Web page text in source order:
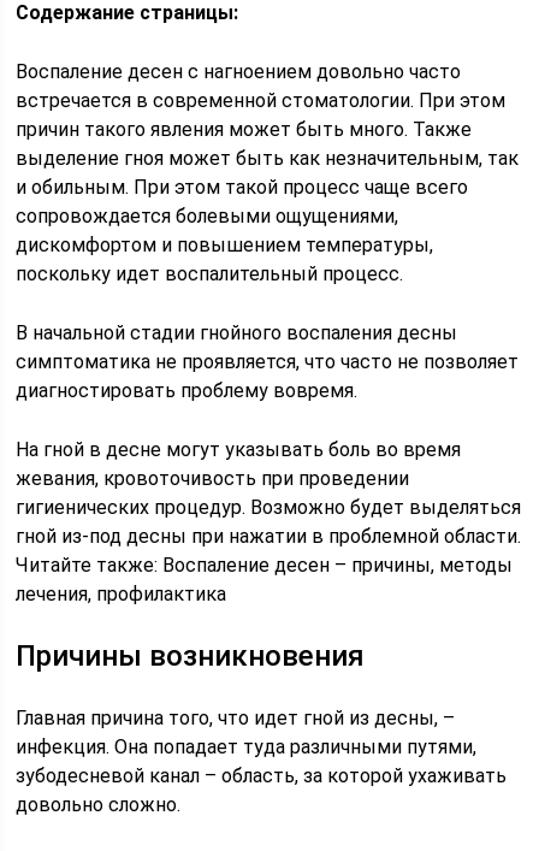
Содержание страницы:
Воспаление десен с нагноением довольно часто
встречается в современной стоматологии. При этом
причин такого явления может быть много. Также
выделение гноя может быть как незначительным, так
и обильным. При этом такой процесс чаще всего
сопровождается болевыми ощущениями,
дискомфортом и повышением температуры,
поскольку идет воспалительный процесс.
В начальной стадии гнойного воспаления десны
симптоматика не проявляется, что часто не позволяет
диагностировать проблему вовремя.
На гной в десне могут указывать боль во время
жевания, кровоточивость при проведении
гигиенических процедур. Возможно будет выделяться
гной из-под десны при нажатии в проблемной области.
Читайте также: Воспаление десен – причины, методы
лечения, профилактика
Причины возникновения
Главная причина того, что идет гной из десны, –
инфекция. Она попадает туда различными путями,
зубодесневой канал – область, за которой ухаживать
довольно сложно.